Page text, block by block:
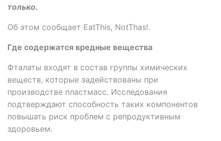
только.
Об этом сообщает ЕatThis, NotThas!.
Где содержатся вредные вещества
Фталаты входят в состав группы химических
веществ, которые задействованы при
производстве пластмасс. Исследования
подтверждают способность таких компонентов
повышать риск проблем с репродуктивным
здоровьем.